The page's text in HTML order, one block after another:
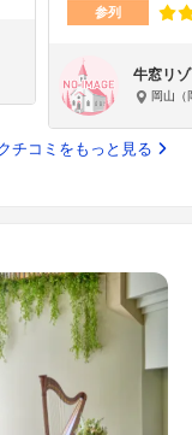
参列
牛窓リ
岡山（
チコミをもっと見る